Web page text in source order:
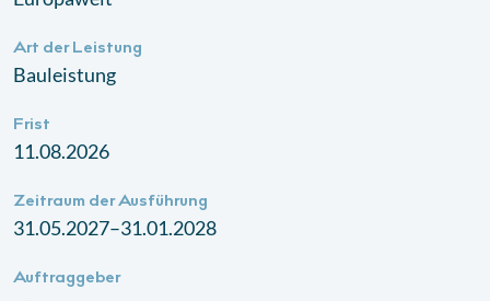
Art der Leistung
Bauleistung
Frist
11.08.2026
Zeitraum der Ausführung
31.05.2027–31.01.2028
Auftraggeber